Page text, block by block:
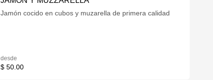
Jamón cocido en cubos y muzarella de primera calidad
desde
$ 50.00